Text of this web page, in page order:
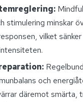
stimulering minskar
vilket sänker
och
däremot smärta,